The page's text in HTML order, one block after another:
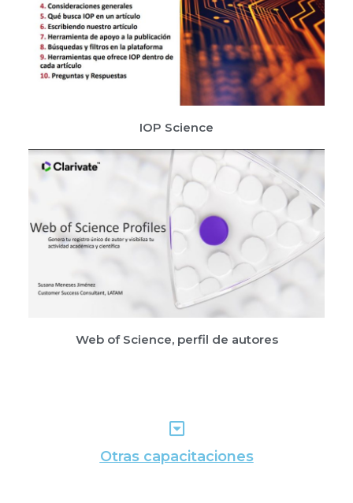
IOP Science
Web of Science, perfil de autores
Otras capacitaciones